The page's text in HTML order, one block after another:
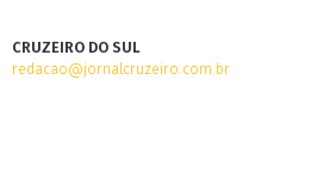
CRUZEIRO DO SUL
redacao@jornalcruzeiro.com.br